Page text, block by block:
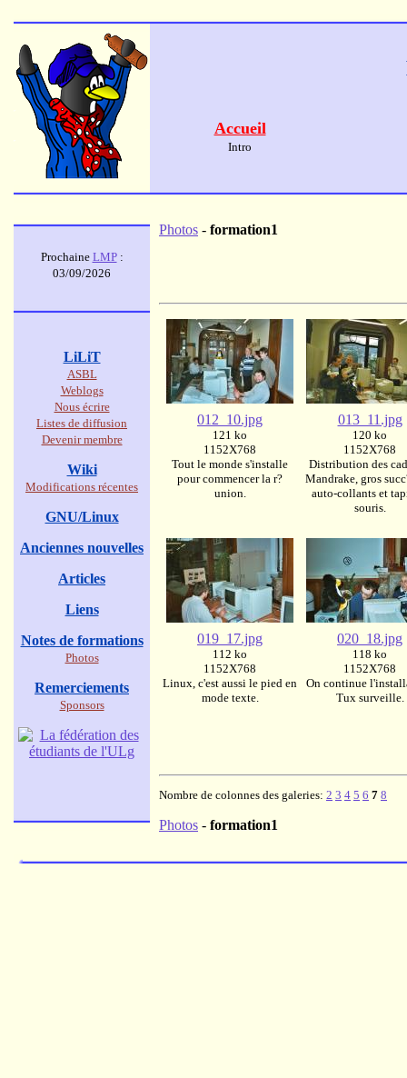
Accueil
Intro
Photos - formation1
012_10.jpg
121 ko
1152X768
Tout le monde s'installe
pour commencer la r?
union.
013_11.jpg
120 ko
1152X768
Distribution des
Mandrake, gros
auto-collants et
souris.
019_17.jpg
112 ko
1152X768
Linux, c'est aussi le pied en
mode texte.
020_18.jpg
118 ko
1152X768
On continue
Tux surveille.
Nombre de colonnes des galeries: 2 3 4 5 6 7 8
Photos - formation1
Prochaine LMP:
03/09/2026
LiLiT
ASBL
Weblogs
Nous écrire
Listes de diffusion
Devenir membre
Wiki
Modifications récentes
GNU/Linux
Anciennes nouvelles
Articles
Liens
Notes de formations
Photos
Remerciements
Sponsors